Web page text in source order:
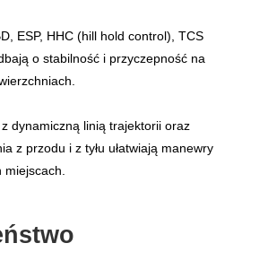
ESP, HHC (hill hold control), TCS
o stabilność i przyczepność na
dynamiczną linią trajektorii oraz
z przodu i z tyłu ułatwiają manewry
miejscach.